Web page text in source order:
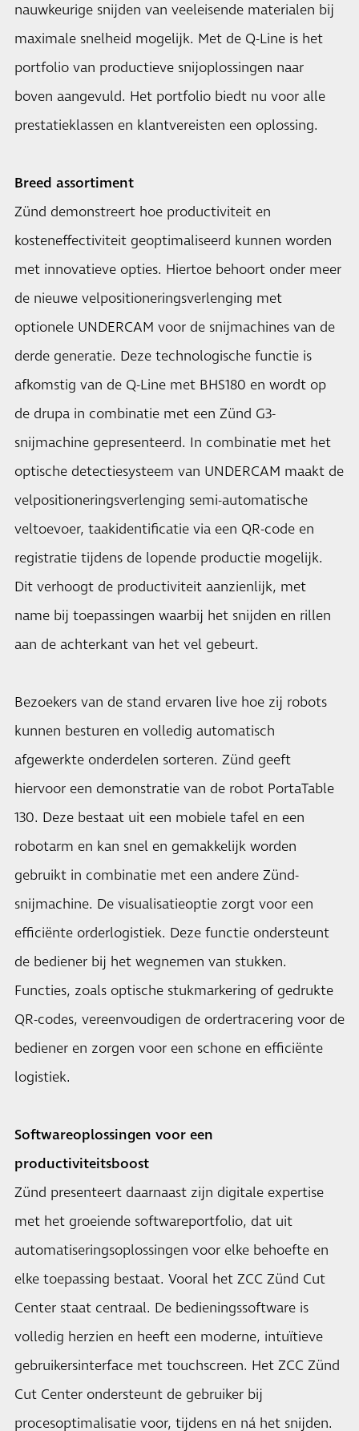
nauwkeurige snijden van veeleisende materialen bij
maximale snelheid mogelijk. Met de Q-Line is het
portfolio van productieve snijoplossingen naar
boven aangevuld. Het portfolio biedt nu voor alle
prestatieklassen en klantvereisten een oplossing.
Breed assortiment
Zünd demonstreert hoe productiviteit en
kosteneffectiviteit geoptimaliseerd kunnen worden
met innovatieve opties. Hiertoe behoort onder meer
de nieuwe velpositioneringsverlenging met
optionele UNDERCAM voor de snijmachines van de
derde generatie. Deze technologische functie is
afkomstig van de Q-Line met BHS180 en wordt op
de drupa in combinatie met een Zünd G3-
snijmachine gepresenteerd. In combinatie met het
optische detectiesysteem van UNDERCAM maakt de
velpositioneringsverlenging semi-automatische
veltoevoer, taakidentificatie via een QR-code en
registratie tijdens de lopende productie mogelijk.
Dit verhoogt de productiviteit aanzienlijk, met
name bij toepassingen waarbij het snijden en rillen
aan de achterkant van het vel gebeurt.
Bezoekers van de stand ervaren live hoe zij robots
kunnen besturen en volledig automatisch
afgewerkte onderdelen sorteren. Zünd geeft
hiervoor een demonstratie van de robot PortaTable
130. Deze bestaat uit een mobiele tafel en een
robotarm en kan snel en gemakkelijk worden
gebruikt in combinatie met een andere Zünd-
snijmachine. De visualisatieoptie zorgt voor een
efficiënte orderlogistiek. Deze functie ondersteunt
de bediener bij het wegnemen van stukken.
Functies, zoals optische stukmarkering of gedrukte
QR-codes, vereenvoudigen de ordertracering voor de
bediener en zorgen voor een schone en efficiënte
logistiek.
Softwareoplossingen voor een
productiviteitsboost
Zünd presenteert daarnaast zijn digitale expertise
met het groeiende softwareportfolio, dat uit
automatiseringsoplossingen voor elke behoefte en
elke toepassing bestaat. Vooral het ZCC Zünd Cut
Center staat centraal. De bedieningssoftware is
volledig herzien en heeft een moderne, intuïtieve
gebruikersinterface met touchscreen. Het ZCC Zünd
Cut Center ondersteunt de gebruiker bij
procesoptimalisatie voor, tijdens en ná het snijden.